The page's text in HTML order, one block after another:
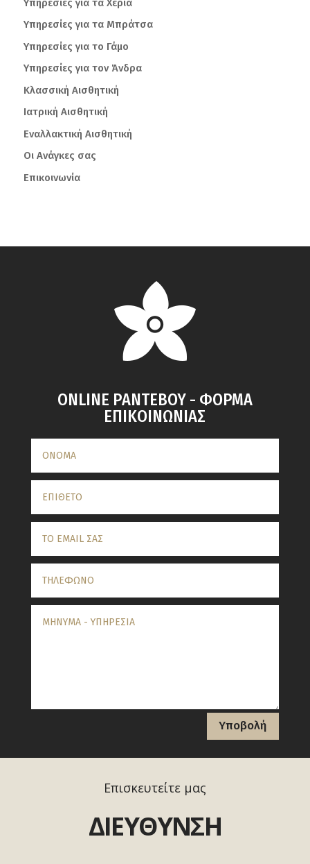
Υπηρεσίες για τα Χέρια
Υπηρεσίες για τα Μπράτσα
Υπηρεσίες για το Γάμο
Υπηρεσίες για τον Άνδρα
Κλασσική Αισθητική
Ιατρική Αισθητική
Εναλλακτική Αισθητική
Οι Ανάγκες σας
Επικοινωνία
ONLINE ΡΑΝΤΕΒΟΥ - ΦΟΡΜΑ
ΕΠΙΚΟΙΝΩΝΙΑΣ
Υποβολή
Επισκευτείτε μας
ΔΙΕΥΘΥΝΣΗ